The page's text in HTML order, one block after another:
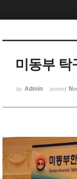
미동부 탁
by Admin posted
5
5